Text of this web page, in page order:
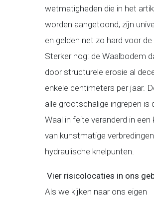
wetmatigheden die in het
worden aangetoond, zijn
en gelden net zo hard voor de
Sterker nog: de Waalbodem
door structurele erosie al
enkele centimeters per jaar.
alle grootschalige ingrepen is
Waal in feite veranderd in een
van kunstmatige
hydraulische knelpunten.
Vier risicolocaties in ons
Als we kijken naar ons eigen